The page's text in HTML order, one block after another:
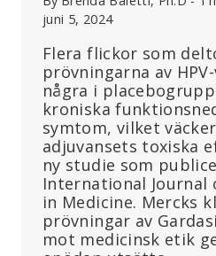
juni 5, 2024
Flera flickor som
prövningarna av
några i
kroniska
symtom, vilket
adjuvansets toxiska
ny studie som
International Journal
in Medicine. Mercks
prövningar av
mot medicinsk etik